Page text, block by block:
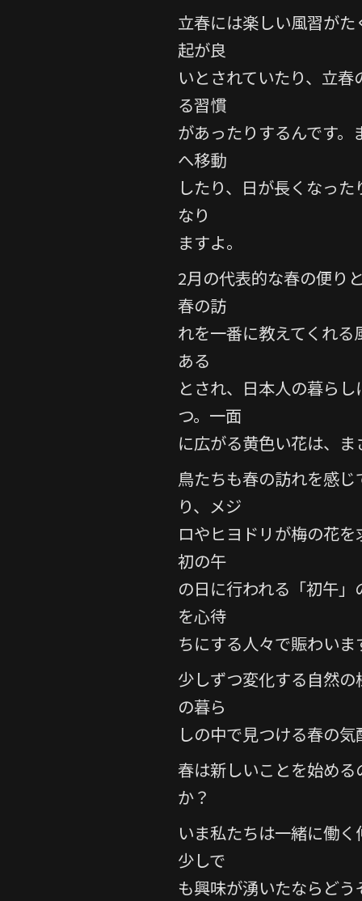
立春には楽しい風習が
起が良
いとされていたり、立
る習慣
があったりするんです
へ移動
したり、日が長くなっ
なり
ますよ。
2月の代表的な春の便り
春の訪
れを一番に教えてくれ
ある
とされ、日本人の暮ら
つ。一面
に広がる黄色い花は、
鳥たちも春の訪れを感
り、メジ
ロやヒヨドリが梅の花
初の午
の日に行われる「初午
を心待
ちにする人々で賑わいま
少しずつ変化する自然
の暮ら
しの中で見つける春の
春は新しいことを始め
か？
いま私たちは一緒に働
少しで
も興味が湧いたならど